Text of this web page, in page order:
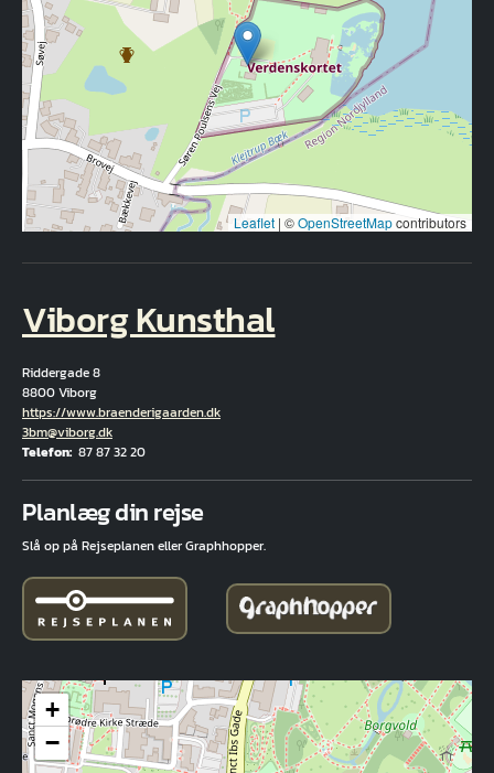
Leaflet | ©OpenStreetMapcontributors
Viborg Kunsthal
Riddergade 8
8800 Viborg
Hjemmeside
https://www.braenderigaarden.dk
E-mail
3bm@viborg.dk
Telefon 87 87 32 20
Planlæg din rejse
Slå op på Rejseplanen eller Graphhopper.
+
−